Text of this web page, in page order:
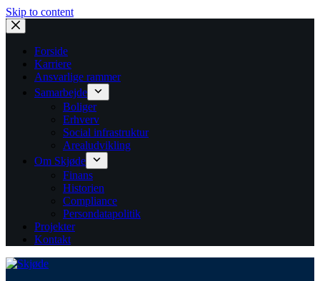
Skip to content
Forside
Karriere
Ansvarlige rammer
Samarbejde
Boliger
Erhverv
Social infrastruktur
Arealudvikling
Om Skjøde
Finans
Historien
Compliance
Persondatapolitik
Projekter
Kontakt